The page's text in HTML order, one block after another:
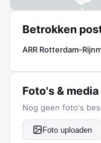
Betrokken
ARR Rotterdam-
Foto's & media
Nog geen foto's
Foto uploaden